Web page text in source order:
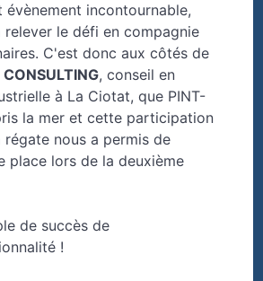
incontournable,
relever le défi en compagnie
C'est donc aux côtés de
, conseil en
à La Ciotat, que PINT-
la mer et cette participation
nous a permis de
place lors de la deuxième
de succès de
!